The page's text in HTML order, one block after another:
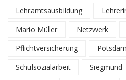
Lehramtsausbildung
Mario Müller
Netzwerk
Pflichtversicherung
Potsdam
Schulsozialarbeit
Siegmund